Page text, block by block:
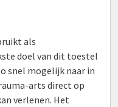
als
doel van dit toestel
snel mogelijk naar in
arts direct op
verlenen. Het